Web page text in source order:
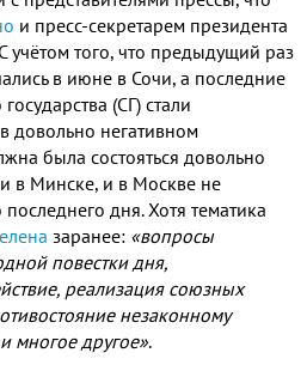
и пресс-секретарем президента
С учётом того, что предыдущий раз
в июне в Сочи, а последние
(СГ) стали
довольно негативном
была состояться довольно
в Минске, и в Москве не
дня. Хотя тематика
заранее: «вопросы
повестки дня,
, реализация союзных
незаконному
многое другое».